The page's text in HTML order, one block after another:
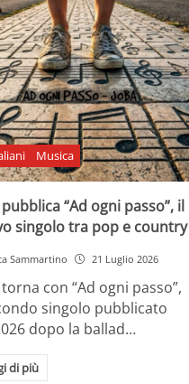
Musica
pubblica “Ad ogni passo”, il
singolo tra pop e country
Sammartino 21 Luglio 2026
torna con “Ad ogni passo”,
singolo pubblicato
dopo la ballad…
di più